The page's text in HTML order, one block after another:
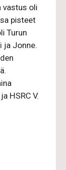
vastus oli
pisteet
Turun
ja Jonne.
HSRC V.